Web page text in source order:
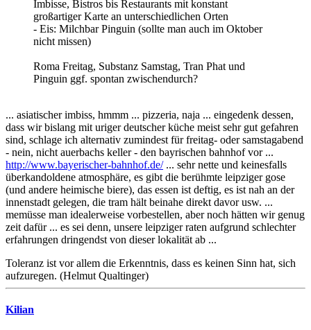
Imbisse, Bistros bis Restaurants mit konstant
großartiger Karte an unterschiedlichen Orten
- Eis: Milchbar Pinguin (sollte man auch im Oktober
nicht missen)
Roma Freitag, Substanz Samstag, Tran Phat und
Pinguin ggf. spontan zwischendurch?
... asiatischer imbiss, hmmm ... pizzeria, naja ... eingedenk dessen,
dass wir bislang mit uriger deutscher küche meist sehr gut gefahren
sind, schlage ich alternativ zumindest für freitag- oder samstagabend
- nein, nicht auerbachs keller - den bayrischen bahnhof vor ...
http://www.bayerischer-bahnhof.de/... sehr nette und keinesfalls
überkandoldene atmosphäre, es gibt die berühmte leipziger gose
(und andere heimische biere), das essen ist deftig, es ist nah an der
innenstadt gelegen, die tram hält beinahe direkt davor usw. ...
memüsse man idealerweise vorbestellen, aber noch hätten wir genug
zeit dafür ... es sei denn, unsere leipziger raten aufgrund schlechter
erfahrungen dringendst von dieser lokalität ab ...
Toleranz ist vor allem die Erkenntnis, dass es keinen Sinn hat, sich
aufzuregen. (Helmut Qualtinger)
Kilian